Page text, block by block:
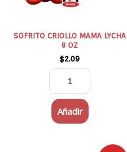
SOFRITO CRIOLLO MAMA LYCHA
8 OZ
$2.09
Añadir